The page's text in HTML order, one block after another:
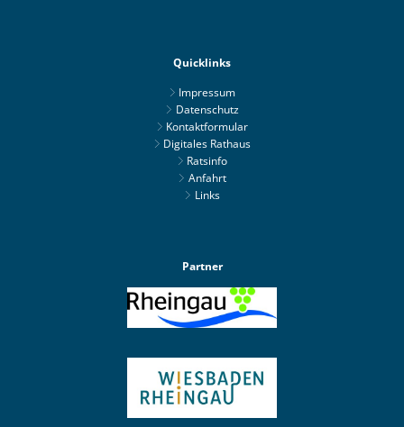
Quicklinks
Impressum
Datenschutz
Kontaktformular
Digitales Rathaus
Ratsinfo
Anfahrt
Links
Partner